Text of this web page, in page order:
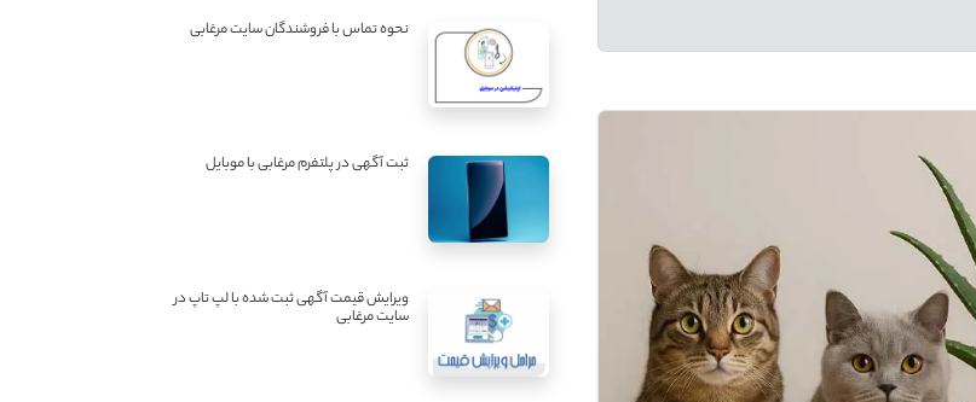
نحوه تماس با فروشندگان سایت مرغابی
ثبت آگهی در پلتفرم مرغابی با موبایل
ویرایش قیمت آگهی ثبت شده با لپ تاپ در
سایت مرغابی